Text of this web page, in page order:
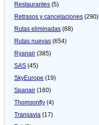
Restaurantes (5)
Retrasos y cancelaciones (290)
Rutas eliminadas (68)
Rutas nuevas (654)
Ryanair (385)
SAS (45)
SkyEurope (19)
Spanair (160)
Thomsonfly (4)
Transavia (17)